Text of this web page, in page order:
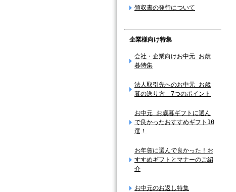
領収書の発行について
企業様向け特集
会社・企業向けお中元 お歳
暮特集
法人取引先へのお中元 お歳
暮の送り方 7つのポイント
お中元 お歳暮ギフトに選ん
で良かったおすすめギフト10
選！
お年賀に選んで良かった！お
すすめギフトとマナーのご紹
介
お中元のお返し特集